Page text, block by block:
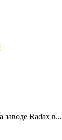
заводе Radax в...